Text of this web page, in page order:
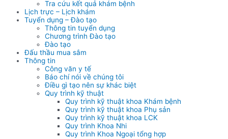
Tra cứu kết quả khám bệnh
Lịch trực – Lịch khám
Tuyển dụng – Đào tạo
Thông tin tuyển dụng
Chương trình Đào tạo
Đào tạo
Đấu thầu mua sắm
Thông tin
Công văn y tế
Báo chí nói về chúng tôi
Điều gì tạo nên sự khác biệt
Quy trình kỹ thuật
Quy trình kỹ thuật khoa Khám bệnh
Quy trình kỹ thuật khoa Phụ sản
Quy trình kỹ thuật khoa LCK
Quy trình Khoa Nhi
Quy trình Khoa Ngoại tổng hợp